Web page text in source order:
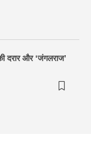
और ‘जंगलराज’